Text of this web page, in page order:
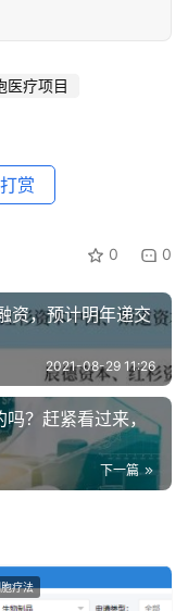
医疗项目
打赏
0 0
资，预计明年递交
2021-08-29 11:26
吗？赶紧看过来，
下一篇
疗法